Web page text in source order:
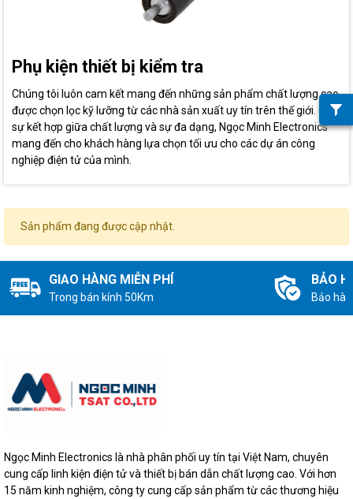
Phụ kiện thiết bị kiểm tra
Chúng tôi luôn cam kết mang đến những sản phẩm chất lượng cao,
được chọn lọc kỹ lưỡng từ các nhà sản xuất uy tín trên thế giới. Qua
sự kết hợp giữa chất lượng và sự đa dạng, Ngọc Minh Electronics
mang đến cho khách hàng lựa chọn tối ưu cho các dự án công
nghiệp điện tử của mình.
Sản phẩm đang được cập nhật.
GIAO HÀNG MIỄN PHÍ
Trong bán kính 50Km
BẢO
Bảo
Ngọc Minh Electronics là nhà phân phối uy tín tại Việt Nam, chuyên
cung cấp linh kiện điện tử và thiết bị bán dẫn chất lượng cao. Với hơn
15 năm kinh nghiệm, công ty cung cấp sản phẩm từ các thương hiệu